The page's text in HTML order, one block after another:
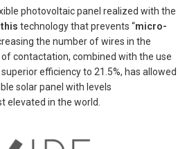
photovoltaic panel realized with the
this technology that prevents “micro-
the number of wires in the
contactation, combined with the use
efficiency to 21.5%, has allowed
solar panel with levels
elevated in the world.